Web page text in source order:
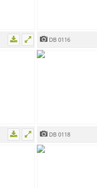
DB 0116
DB 0118